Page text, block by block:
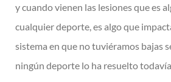
y cuando vienen las lesiones que es
cualquier deporte, es algo que
sistema en que no tuviéramos bajas
ningún deporte lo ha resuelto